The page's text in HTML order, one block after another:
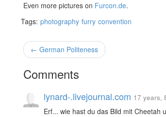
Even more pictures on Furcon.de.
Tags: photography furry convention
← German Politeness
Comments
lynard-.livejournal.com 17 years,
Erf... wie hast du das Bild mit Cheetah